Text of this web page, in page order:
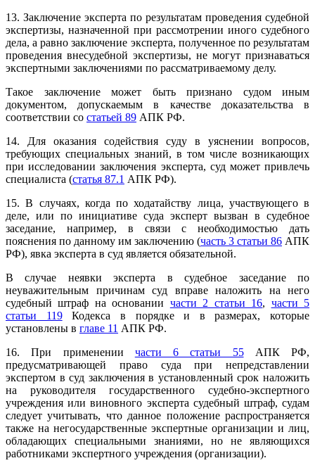
13. Заключение эксперта по результатам проведения судебной
экспертизы, назначенной при рассмотрении иного судебного
дела, а равно заключение эксперта, полученное по результатам
проведения внесудебной экспертизы, не могут признаваться
экспертными заключениями по рассматриваемому делу.
Такое заключение может быть признано судом иным
документом, допускаемым в качестве доказательства в
соответствии со статьей 89 АПК РФ.
14. Для оказания содействия суду в уяснении вопросов,
требующих специальных знаний, в том числе возникающих
при исследовании заключения эксперта, суд может привлечь
специалиста (статья 87.1 АПК РФ).
15. В случаях, когда по ходатайству лица, участвующего в
деле, или по инициативе суда эксперт вызван в судебное
заседание, например, в связи с необходимостью дать
пояснения по данному им заключению (часть 3 статьи 86 АПК
РФ), явка эксперта в суд является обязательной.
В случае неявки эксперта в судебное заседание по
неуважительным причинам суд вправе наложить на него
судебный штраф на основании части 2 статьи 16, части 5
статьи 119Кодекса в порядке и в размерах, которые
установлены в главе 11 АПК РФ.
16. При применении части 6 статьи 55АПК РФ,
предусматривающей право суда при непредставлении
экспертом в суд заключения в установленный срок наложить
на руководителя государственного судебно-экспертного
учреждения или виновного эксперта судебный штраф, судам
следует учитывать, что данное положение распространяется
также на негосударственные экспертные организации и лиц,
обладающих специальными знаниями, но не являющихся
работниками экспертного учреждения (организации).